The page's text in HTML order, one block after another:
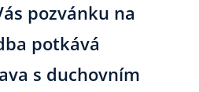
pozvánku na
potkává
s duchovním